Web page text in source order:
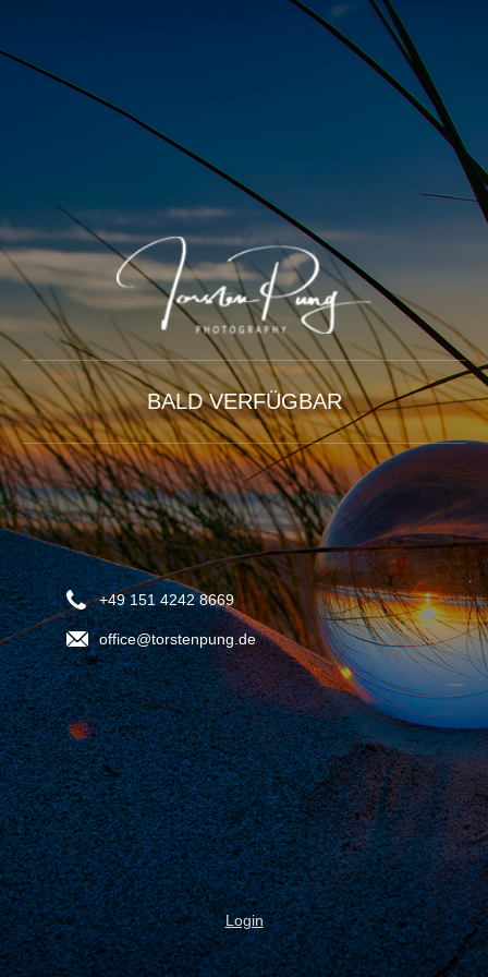
BALD VERFÜGBAR
+49 151 4242 8669
office@torstenpung.de
Login